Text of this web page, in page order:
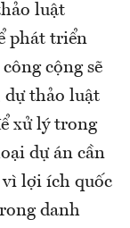
luật
phát triển
cộng sẽ
dự thảo luật
xử lý trong
dự án cần
lợi ích quốc
danh